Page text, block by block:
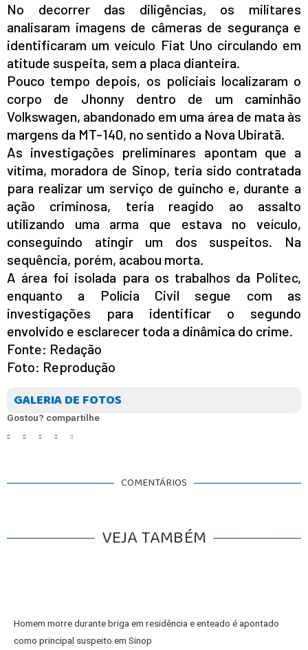
No decorrer das diligências, os militares
analisaram imagens de câmeras de segurança e
identificaram um veículo Fiat Uno circulando em
atitude suspeita, sem a placa dianteira.
Pouco tempo depois, os policiais localizaram o
corpo de Jhonny dentro de um caminhão
Volkswagen, abandonado em uma área de mata às
margens da MT-140, no sentido a Nova Ubiratã.
As investigações preliminares apontam que a
vítima, moradora de Sinop, teria sido contratada
para realizar um serviço de guincho e, durante a
ação criminosa, teria reagido ao assalto
utilizando uma arma que estava no veículo,
conseguindo atingir um dos suspeitos. Na
sequência, porém, acabou morta.
A área foi isolada para os trabalhos da Politec,
enquanto a Polícia Civil segue com as
investigações para identificar o segundo
envolvido e esclarecer toda a dinâmica do crime.
Fonte: Redação
Foto: Reprodução
GALERIA DE FOTOS
Gostou? compartilhe
COMENTÁRIOS
VEJA TAMBÉM
Homem morre durante briga em residência e enteado é apontado
como principal suspeito em Sinop